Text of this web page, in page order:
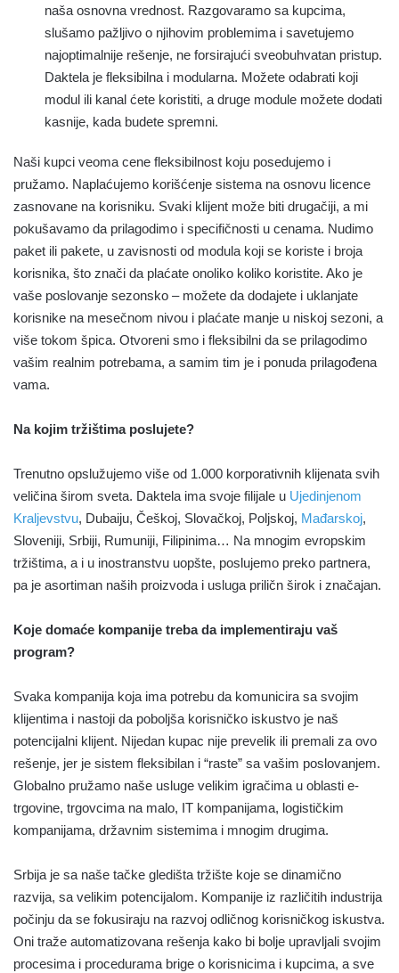
naša osnovna vrednost. Razgovaramo sa kupcima,
slušamo pažljivo o njihovim problemima i savetujemo
najoptimalnije rešenje, ne forsirajući sveobuhvatan pristup.
Daktela je fleksibilna i modularna. Možete odabrati koji
modul ili kanal ćete koristiti, a druge module možete dodati
kasnije, kada budete spremni.
Naši kupci veoma cene fleksibilnost koju posedujemo i
pružamo. Naplaćujemo korišćenje sistema na osnovu licence
zasnovane na korisniku. Svaki klijent može biti drugačiji, a mi
pokušavamo da prilagodimo i specifičnosti u cenama. Nudimo
paket ili pakete, u zavisnosti od modula koji se koriste i broja
korisnika, što znači da plaćate onoliko koliko koristite. Ako je
vaše poslovanje sezonsko – možete da dodajete i uklanjate
korisnike na mesečnom nivou i plaćate manje u niskoj sezoni, a
više tokom špica. Otvoreni smo i fleksibilni da se prilagodimo
vašim realnim potrebama, a samim tim je i ponuda prilagođena
vama.
Na kojim tržištima poslujete?
Trenutno opslužujemo više od 1.000 korporativnih klijenata svih
veličina širom sveta. Daktela ima svoje filijale u Ujedinjenom
Kraljevstvu, Dubaiju, Češkoj, Slovačkoj, Poljskoj, Mađarskoj,
Sloveniji, Srbiji, Rumuniji, Filipinima… Na mnogim evropskim
tržištima, a i u inostranstvu uopšte, poslujemo preko partnera,
pa je asortiman naših proizvoda i usluga priličn širok i značajan.
Koje domaće kompanije treba da implementiraju vaš
program?
Svaka kompanija koja ima potrebu da komunicira sa svojim
klijentima i nastoji da poboljša korisničko iskustvo je naš
potencijalni klijent. Nijedan kupac nije prevelik ili premali za ovo
rešenje, jer je sistem fleksibilan i “raste” sa vašim poslovanjem.
Globalno pružamo naše usluge velikim igračima u oblasti e-
trgovine, trgovcima na malo, IT kompanijama, logističkim
kompanijama, državnim sistemima i mnogim drugima.
Srbija je sa naše tačke gledišta tržište koje se dinamično
razvija, sa velikim potencijalom. Kompanije iz različitih industrija
počinju da se fokusiraju na razvoj odličnog korisničkog iskustva.
Oni traže automatizovana rešenja kako bi bolje upravljali svojim
procesima i procedurama brige o korisnicima i kupcima, a sve